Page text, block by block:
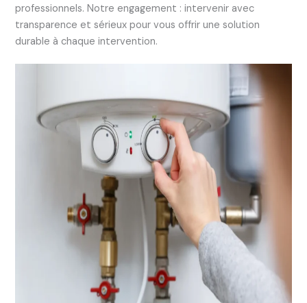
professionnels. Notre engagement : intervenir avec
transparence et sérieux pour vous offrir une solution
durable à chaque intervention.